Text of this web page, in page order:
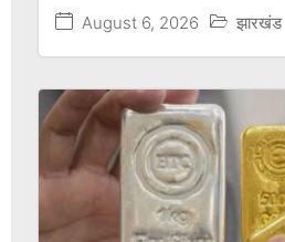
August 6, 2026 झारखंड